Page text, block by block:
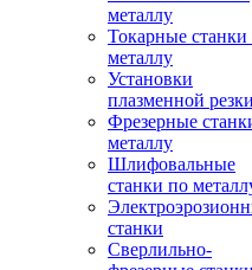
металлу
Токарные станки
металлу
Установки
плазменной резки
Фрезерные
металлу
Шлифовальные
станки по
станки
Сверлильно-